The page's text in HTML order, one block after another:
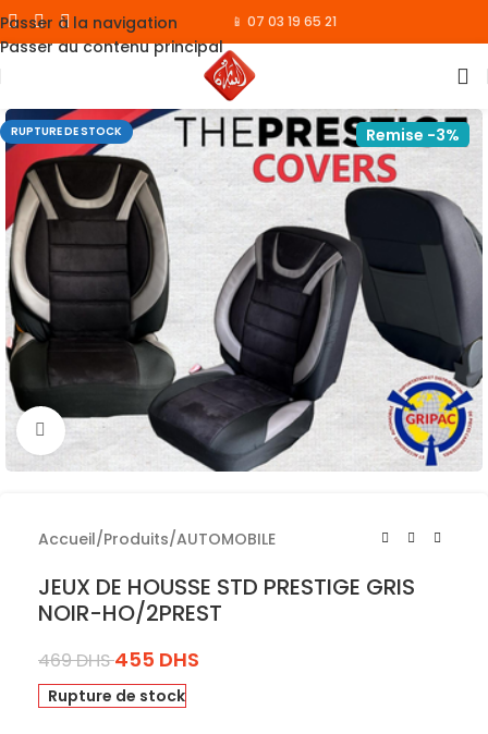
Passer à la navigation
Passer au contenu principal
📱 07 03 19 65 21
RUPTURE DE STOCK Remise -3%
Cliquez pour agrandir
Accueil/Produits/AUTOMOBILE
JEUX DE HOUSSE STD PRESTIGE GRIS
NOIR-HO/2PREST
469DHS 455 DHS
Rupture de stock